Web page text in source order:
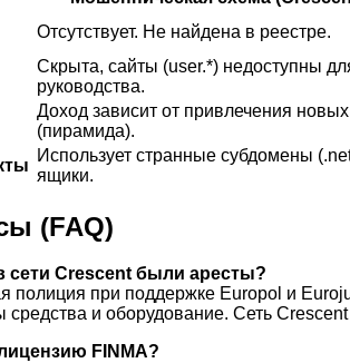
Отсутствует. Не найдена в реестре.
Скрыта, сайты (user.*) недоступны
руководства.
Доход зависит от привлечения
(пирамида).
Использует странные субдомены
ящики.
(FAQ)
сети Crescent были аресты?
полиция при поддержке Europol и
и оборудование. Сеть
FINMA?